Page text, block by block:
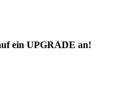
ein UPGRADE an!